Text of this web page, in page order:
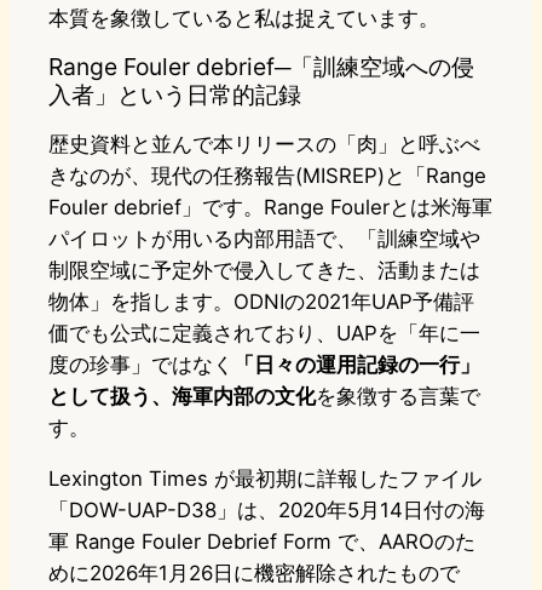
本質を象徴していると私は捉えています。
Range Fouler debrief─「訓練空域への侵
入者」という日常的記録
歴史資料と並んで本リリースの「肉」と呼ぶべ
きなのが、現代の任務報告(MISREP)と「Range
Fouler debrief」です。Range Foulerとは米海軍
パイロットが用いる内部用語で、「訓練空域や
制限空域に予定外で侵入してきた、活動または
物体」を指します。ODNIの2021年UAP予備評
価でも公式に定義されており、UAPを「年に一
度の珍事」ではなく
「日々の運用記録の一行」
として扱う、海軍内部の文化を象徴する言葉で
す。
Lexington Times が最初期に詳報したファイル
「DOW-UAP-D38」は、2020年5月14日付の海
軍 Range Fouler Debrief Form で、AAROのた
めに2026年1月26日に機密解除されたもので